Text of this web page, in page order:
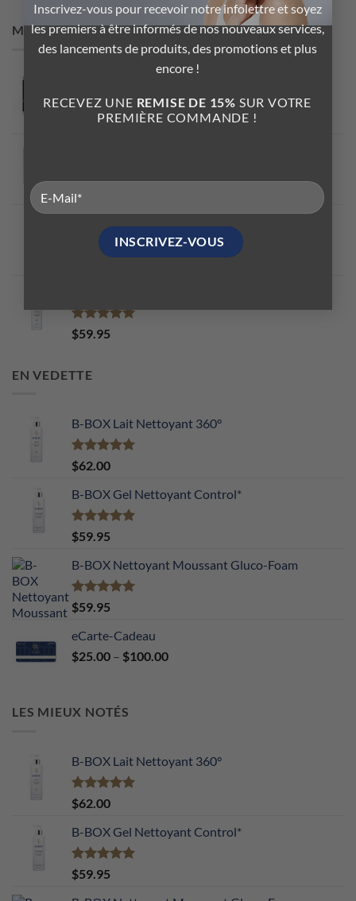
Inscrivez-vous pour recevoir notre infolettre et soyez
les premiers à être informés de nos nouveaux services,
des lancements de produits, des promotions et plus
encore !
RECEVEZ UNE REMISE DE 15% SUR VOTRE
PREMIÈRE COMMANDE !
MEILLEURS VENDEURS
Note5.00
8.00
sur 5
$77.75
5.00
Note5.00
sur 5
$59.95
EN VEDETTE
B-BOX Lait Nettoyant 360°
Note5.00
sur 5
$62.00
B-BOX Gel Nettoyant Control*
Note5.00
sur 5
$59.95
B-BOX Nettoyant Moussant Gluco-Foam
Note5.00
sur 5
$59.95
eCarte-Cadeau
$25.00 – $100.00Price
LES MIEUX NOTÉS
B-BOX Lait Nettoyant 360°
Note5.00
sur 5
$62.00
B-BOX Gel Nettoyant Control*
Note5.00
sur 5
$59.95